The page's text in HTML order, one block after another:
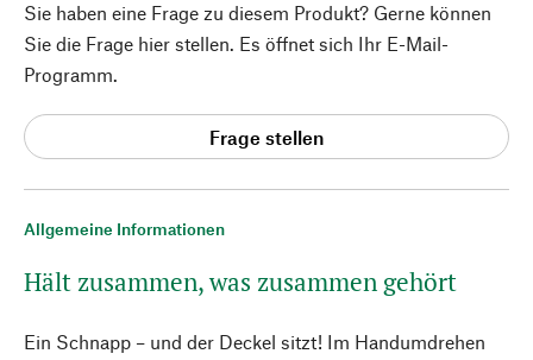
Allgemeine Informationen
Hält zusammen, was zusammen gehört
Ein Schnapp – und der Deckel sitzt! Im Handumdrehen
Sie haben eine Frage zu diesem Produkt? Gerne können
Sie die Frage hier stellen. Es öffnet sich Ihr E-Mail-
Programm.
Frage stellen